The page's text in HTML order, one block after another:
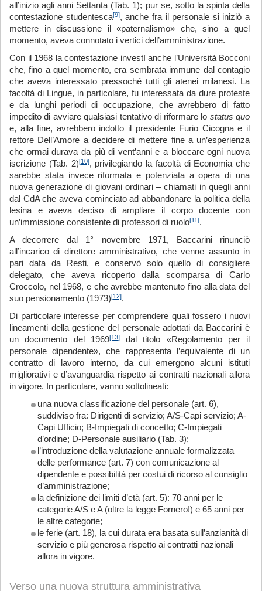
all’inizio agli anni Settanta (Tab. 1); pur se, sotto la spinta della
contestazione studentesca[9], anche fra il personale si iniziò a
mettere in discussione il «paternalismo» che, sino a quel
momento, aveva connotato i vertici dell’amministrazione.
Con il 1968 la contestazione investì anche l’Università Bocconi
che, fino a quel momento, era sembrata immune dal contagio
che aveva interessato pressoché tutti gli atenei milanesi. La
facoltà di Lingue, in particolare, fu interessata da dure proteste
e da lunghi periodi di occupazione, che avrebbero di fatto
impedito di avviare qualsiasi tentativo di riformare lo status quo
e, alla fine, avrebbero indotto il presidente Furio Cicogna e il
rettore Dell’Amore a decidere di mettere fine a un’esperienza
che ormai durava da più di vent’anni e a bloccare ogni nuova
iscrizione (Tab. 2)[10], privilegiando la facoltà di Economia che
sarebbe stata invece riformata e potenziata a opera di una
nuova generazione di giovani ordinari – chiamati in quegli anni
dal CdA che aveva cominciato ad abbandonare la politica della
lesina e aveva deciso di ampliare il corpo docente con
un’immissione consistente di professori di ruolo[11].
A decorrere dal 1° novembre 1971, Baccarini rinunciò
all’incarico di direttore amministrativo, che venne assunto in
pari data da Resti, e conservò solo quello di consigliere
delegato, che aveva ricoperto dalla scomparsa di Carlo
Croccolo, nel 1968, e che avrebbe mantenuto fino alla data del
suo pensionamento (1973)[12].
Di particolare interesse per comprendere quali fossero i nuovi
lineamenti della gestione del personale adottati da Baccarini è
un documento del 1969[13]dal titolo «Regolamento per il
personale dipendente», che rappresenta l’equivalente di un
contratto di lavoro interno, da cui emergono alcuni istituti
migliorativi e d’avanguardia rispetto ai contratti nazionali allora
in vigore. In particolare, vanno sottolineati:
una nuova classificazione del personale (art. 6),
suddiviso fra: Dirigenti di servizio; A/S-Capi servizio; A-
Capi Ufficio; B-Impiegati di concetto; C-Impiegati
d’ordine; D-Personale ausiliario (Tab. 3);
l’introduzione della valutazione annuale formalizzata
delle performance (art. 7) con comunicazione al
dipendente e possibilità per costui di ricorso al consiglio
d’amministrazione;
la definizione dei limiti d’età (art. 5): 70 anni per le
categorie A/S e A (oltre la legge Fornero!) e 65 anni per
le altre categorie;
le ferie (art. 18), la cui durata era basata sull’anzianità di
servizio e più generosa rispetto ai contratti nazionali
allora in vigore.
Verso una nuova struttura amministrativa